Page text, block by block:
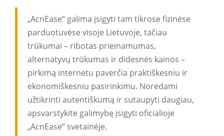
„AcnEase“ galima įsigyti tam tikrose fizinėse
parduotuvėse visoje Lietuvoje, tačiau
trūkumai – ribotas prieinamumas,
alternatyvų trūkumas ir didesnės kainos –
pirkimą internetu paverčia praktiškesniu ir
ekonomiškesniu pasirinkimu. Norėdami
užtikrinti autentiškumą ir sutaupyti daugiau,
apsvarstykite galimybę įsigyti oficialioje
„AcnEase“ svetainėje.